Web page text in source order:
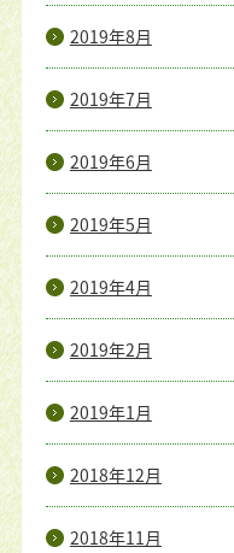
2019年8月
2019年7月
2019年6月
2019年5月
2019年4月
2019年2月
2019年1月
2018年12月
2018年11月